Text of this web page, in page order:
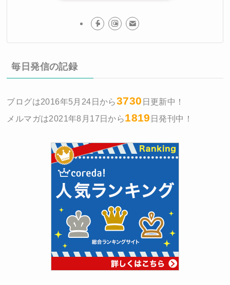
毎日発信の記録
ブログは2016年5月24日から3730 日更新中！
メルマガは2021年8月17日から1819 日発刊中！